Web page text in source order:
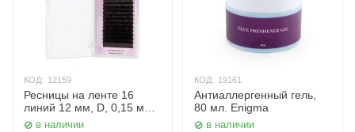
КОД: 12159
Ресницы на ленте 16
линий 12 мм, D, 0,15 мм,
черный Enigma
в наличии
КОД: 19161
Антиаллергенный гель,
80 мл. Enigma
в наличии